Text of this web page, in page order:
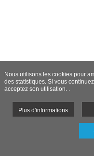
Nous utilisons les cookies pour
des statistiques. Si vous
acceptez son utilisation. .
Plus d'informations